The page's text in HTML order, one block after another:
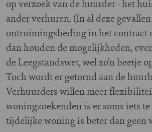
op verzoek van de huurder - het
ander verhuren. (In al deze
ontruimingsbeding in het contract
dan houden de mogelijkheden,
de Leegstandswet, wel zo’n beetje
Toch wordt er getornd aan de
Verhuurders willen meer
woningzoekenden is er soms iets
tijdelijke woning is beter dan geen